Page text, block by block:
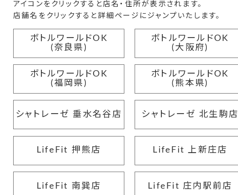
アイコンをクリックすると店名・住所が表示されます。
店舗名をクリックすると詳細ページにジャンプいたします。
ボトルワールドOK
(奈良県)
ボトルワールドOK
(大阪府)
ボトルワールドOK
(福岡県)
ボトルワールドOK
(熊本県)
シャトレーゼ 垂水名谷店 シャトレーゼ 北生駒店
LifeFit 押熊店 LifeFit 上新庄店
LifeFit 南巽店 LifeFit 庄内駅前店